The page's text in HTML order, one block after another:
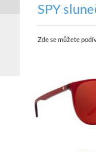
SPY
Zde se můžete